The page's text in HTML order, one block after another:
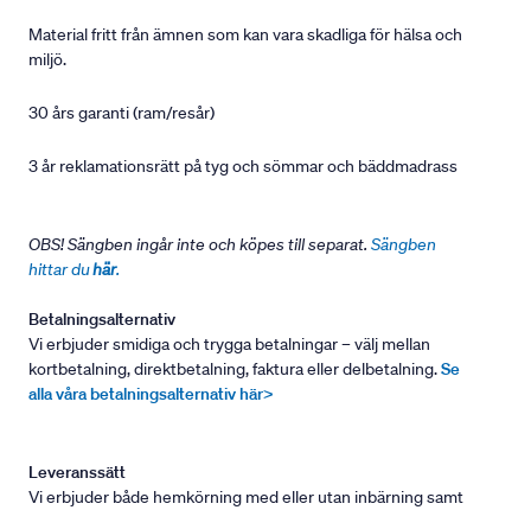
Material fritt från ämnen som kan vara skadliga för hälsa och
miljö.
30 års garanti (ram/resår)
3 år reklamationsrätt på tyg och sömmar och bäddmadrass
OBS! Sängben ingår inte och köpes till separat. Sängben
hittar duhär.
Betalningsalternativ
Vi erbjuder smidiga och trygga betalningar – välj mellan
kortbetalning, direktbetalning, faktura eller delbetalning.Se
alla våra betalningsalternativ här>
Leveranssätt
Vi erbjuder både hemkörning med eller utan inbärning samt